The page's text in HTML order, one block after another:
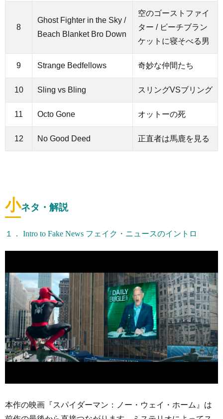
8
Ghost Fighter in the Sky /
Beach Blanket Bro Down
空のゴーストファイ
ター / ビーチブラン
ケットに寝そべる男
9 Strange Bedfellows 奇妙な仲間たち
10 Sling vs Bling スリングVSブリング
11 Octo Gone オットーの死
12 No Good Deed 正直者は馬鹿を見る
小ネタ・解説
１． Intro to Fake News フェイク・ニュースのイントロ
本作の映画『スパイダーマン：ノー・ウェイ・ホーム』は